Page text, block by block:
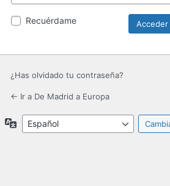
Recuérdame
¿Has olvidado tu contraseña?
← Ir a De Madrid a Europa
Idioma